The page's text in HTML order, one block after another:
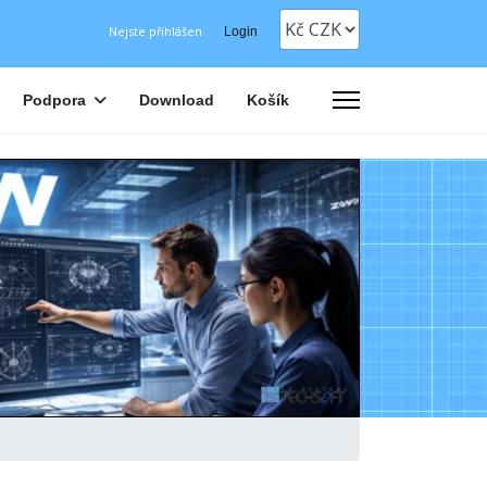
Nejste přihlášen Login
Podpora Download Košík